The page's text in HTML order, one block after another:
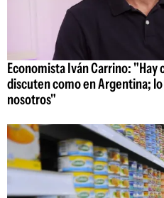
Economista Iván Carrino: "Hay
discuten como en Argentina;
nosotros"